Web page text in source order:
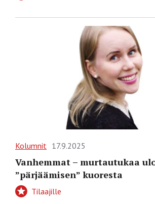
Kolumnit 17.9.2025
Vanhemmat – murtautukaa
”pärjäämisen” kuoresta
Tilaajille